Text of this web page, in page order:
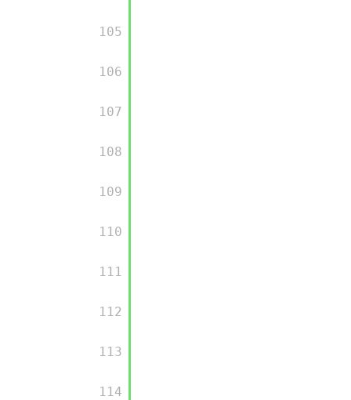
         105
         106
         107
         108
         109
         110
         111
         112
         113
         114